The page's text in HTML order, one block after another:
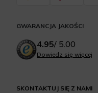
SKONTAKTUJ SIĘ Z NAMI
GWARANCJA JAKOŚCI
4.95/ 5.00
Dowiedz się więcej